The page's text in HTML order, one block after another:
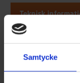
Samtycke
Teknisk
Längd
Bredd